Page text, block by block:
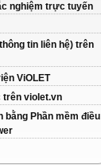
nghiệm trực tuyến
tin liên hệ) trên
ViOLET
trên violet.vn
Phần mềm điều